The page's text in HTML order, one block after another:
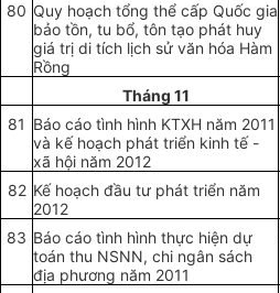
80 Quy hoạch tổng thể cấp Quốc gia
bảo tồn, tu bổ, tôn tạo phát huy
giá trị di tích lịch sử văn hóa Hàm
Rồng
Tháng 11
81 Báo cáo tình hình KTXH năm 2011
và kế hoạch phát triển kinh tế -
xã hội năm 2012
82 Kế hoạch đầu tư phát triển năm
2012
83 Báo cáo tình hình thực hiện dự
toán thu NSNN, chi ngân sách
địa phương năm 2011